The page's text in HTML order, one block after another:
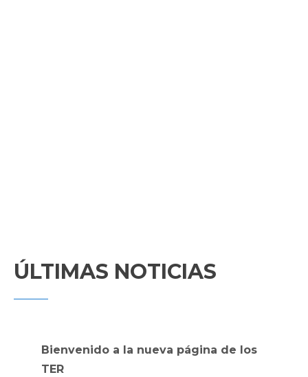
INFORMACIÓN REGIONAL SOBRE
ÚLTIMAS NOTICIAS
Bienvenido a la nueva página de los
TER